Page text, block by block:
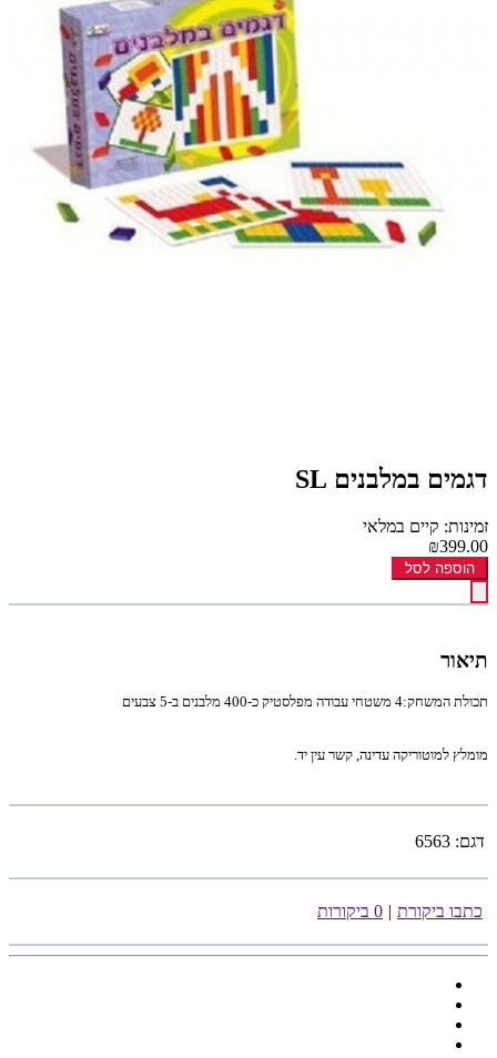
דגמים במלבנים SL
זמינות: קיים במלאי
₪399.00
הוספה לסל
תיאור
תכולת המשחק:4 משטחי עבודה מפלסטיק כ-400 מלבנים ב-5 צבעים
מומלץ למוטוריקה עדינה, קשר עין יד.
דגם: 6563
כתבו ביקורת | 0 ביקורות